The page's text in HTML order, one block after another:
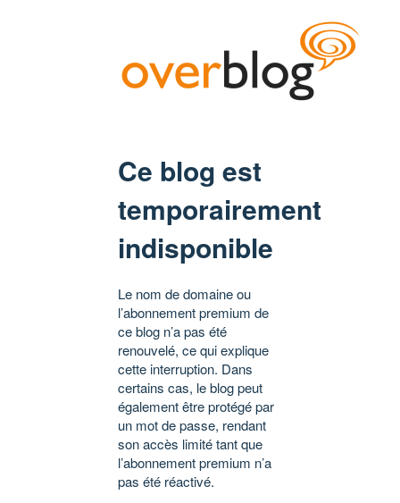
Ce blog est
temporairement
indisponible
Le nom de domaine ou
l’abonnement premium de
ce blog n’a pas été
renouvelé, ce qui explique
cette interruption. Dans
certains cas, le blog peut
également être protégé par
un mot de passe, rendant
son accès limité tant que
l’abonnement premium n’a
pas été réactivé.